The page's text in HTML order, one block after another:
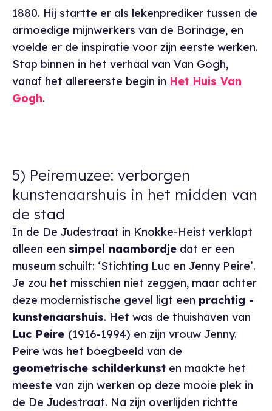
1880. Hij startte er als lekenprediker tussen de
armoedige mijnwerkers van de Borinage, en
voelde er de inspiratie voor zijn eerste werken.
Stap binnen in het verhaal van Van Gogh,
vanaf het allereerste begin in Het Huis Van
Gogh.
5) Peiremuzee: verborgen
kunstenaarshuis in het midden van
de stad
In de De Judestraat in Knokke-Heist verklapt
alleen een simpel naambordje dat er een
museum schuilt: ‘Stichting Luc en Jenny Peire’.
Je zou het misschien niet zeggen, maar achter
deze modernistische gevel ligt een prachtig ­
kunstenaarshuis. Het was de thuishaven van
Luc Peire (1916-1994) en zijn vrouw Jenny.
Peire was het boegbeeld van de
geometrische schilderkunst en maakte het
meeste van zijn werken op deze mooie plek in
de De Judestraat. Na zijn overlijden richtte